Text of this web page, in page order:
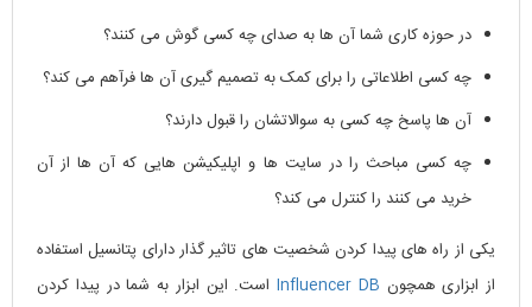
در حوزه کاری شما آن ها به صدای چه کسی گوش می کنند؟
چه کسی اطلاعاتی را برای کمک به تصمیم گیری آن ها فرآهم می کند؟
آن ها پاسخ چه کسی به سوالاتشان را قبول دارند؟
چه کسی مباحث را در سایت ها و اپلیکیشن هایی که آن ها از آن
خرید می کنند را کنترل می کند؟
یکی از راه های پیدا کردن شخصیت های تاثیر گذار دارای پتانسیل استفاده
از ابزاری همچون Influencer DB است. این ابزار به شما در پیدا کردن